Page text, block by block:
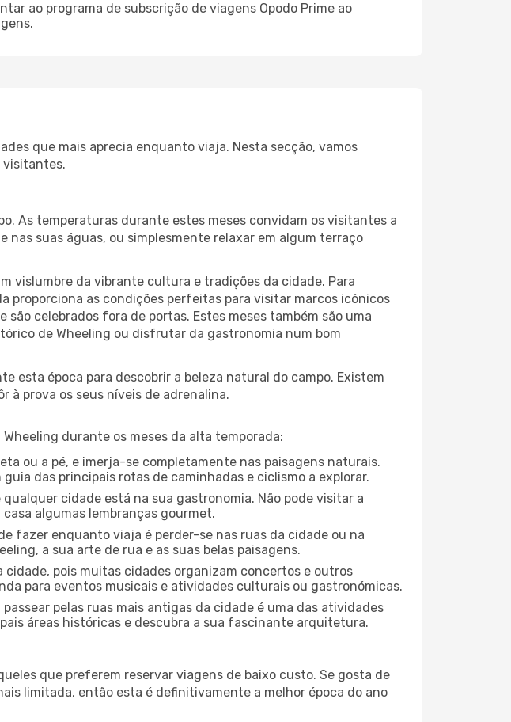
ao programa de subscrição de viagens Opodo Prime ao
que mais aprecia enquanto viaja. Nesta secção, vamos
visitantes.
As temperaturas durante estes meses convidam os visitantes a
suas águas, ou simplesmente relaxar em algum terraço
vislumbre da vibrante cultura e tradições da cidade. Para
proporciona as condições perfeitas para visitar marcos icónicos
celebrados fora de portas. Estes meses também são uma
de Wheeling ou disfrutar da gastronomia num bom
esta época para descobrir a beleza natural do campo. Existem
à prova os seus níveis de adrenalina.
durante os meses da alta temporada:
ou a pé, e imerja-se completamente nas paisagens naturais.
das principais rotas de caminhadas e ciclismo a explorar.
cidade está na sua gastronomia. Não pode visitar a
algumas lembranças gourmet.
fazer enquanto viaja é perder-se nas ruas da cidade ou na
a sua arte de rua e as suas belas paisagens.
cidade, pois muitas cidades organizam concertos e outros
para eventos musicais e atividades culturais ou gastronómicas.
pelas ruas mais antigas da cidade é uma das atividades
áreas históricas e descubra a sua fascinante arquitetura.
que preferem reservar viagens de baixo custo. Se gosta de
limitada, então esta é definitivamente a melhor época do ano